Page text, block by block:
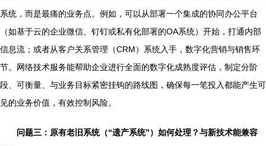
系统，而是最痛的业务点。例如，可以从部署一个集成的协同办公平台
（如基于云的企业微信、钉钉或私有化部署的OA系统）开始，打通内部
信息流；或者从客户关系管理（CRM）系统入手，数字化营销与销售环
节。网络技术服务能帮助企业进行全面的数字化成熟度评估，制定分阶
段、可衡量、与业务目标紧密挂钩的路线图，确保每一笔投入都能产生可
见的业务价值，有效控制风险。
问题三：原有老旧系统（“遗产系统”）如何处理？与新技术能兼容